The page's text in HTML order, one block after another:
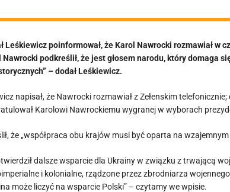
Leśkiewicz poinformował, że Karol Nawrocki rozmawiał w
Nawrocki podkreślił, że jest głosem narodu, który domaga
– dodał Leśkiewicz.
napisał, że Nawrocki rozmawiał z Zełenskim
Karolowi Nawrockiemu wygranej w wyborach
że „współpraca obu krajów musi być oparta na
dalsze wsparcie dla Ukrainy w związku z trwającą
i kolonialne, rządzone przez zbrodniarza
może liczyć na wsparcie Polski” – czytamy we wpisie.